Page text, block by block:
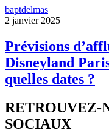
baptdelmas
2 janvier 2025
Prévisions
Disneyland
quelles dates ?
RETROUVEZ-
SOCIAUX